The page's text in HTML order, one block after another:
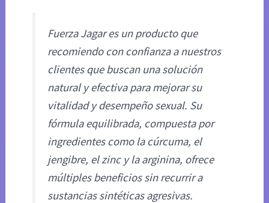
Fuerza Jagar es un producto que
recomiendo con confianza a nuestros
clientes que buscan una solución
natural y efectiva para mejorar su
vitalidad y desempeño sexual. Su
fórmula equilibrada, compuesta por
ingredientes como la cúrcuma, el
jengibre, el zinc y la arginina, ofrece
múltiples beneficios sin recurrir a
sustancias sintéticas agresivas.